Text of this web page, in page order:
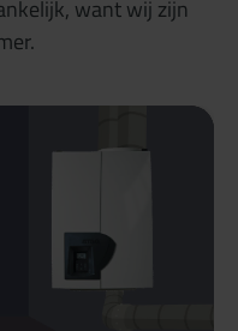
want wij zijn
video